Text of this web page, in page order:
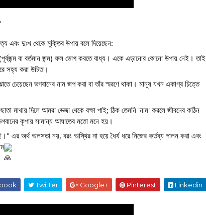
এবং দুঃখ থেকে মুক্তির উপায় বলে দিয়েছেন:
(পূর্বজন্ম বা বর্তমান জন্ম) ফল ভোগ করতে বাধ্য। একে এড়ানোর কোনো উপায় নেই। তাই
সহ্য করা উচিত।
চেয়েছেন ভগবানের নাম জপ করা বা তাঁর স্মরণে থাকা। মানুষ যখন একাগ্র চিত্তে
মাথায় দিলে আমরা ভেজা থেকে রক্ষা পাই; ঠিক তেমনি 'নাম' করলে জীবনের কঠিন
কৃপায় সামান্য আঘাতের মতো মনে হয়।
এর অর্থ অলসতা নয়, বরং অস্থির না হয়ে ধৈর্য ধরে নিজের কর্তব্য পালন করা এবং
Twitter Google+ Pinterest Linkedin